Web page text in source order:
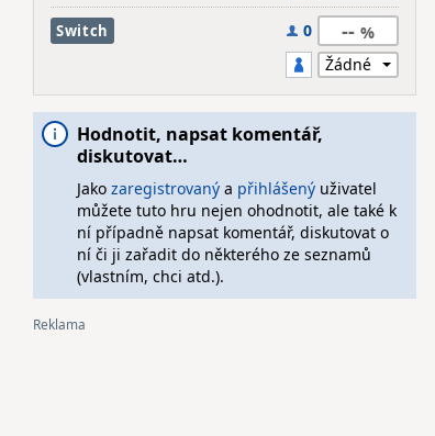
Switch 0 --
Hodnotit, napsat komentář,
diskutovat…
Jako zaregistrovanýa přihlášenýuživatel
můžete tuto hru nejen ohodnotit, ale také k
ní případně napsat komentář, diskutovat o
ní či ji zařadit do některého ze seznamů
(vlastním, chci atd.).